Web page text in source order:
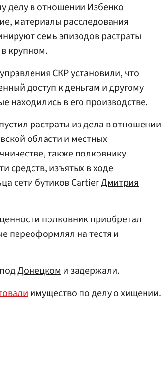
делу в отношении Избенко
материалы расследования
семь эпизодов растраты
крупном.
СКР установили, что
доступ к деньгам и другому
находились в его производстве.
растраты из дела в отношении
области и местных
также полковнику
средств, изъятых в ходе
сети бутиков CartierДмитрия
полковник приобретал
переоформлял на тестя и
Донецкоми задержали.
имущество по делу о хищении.